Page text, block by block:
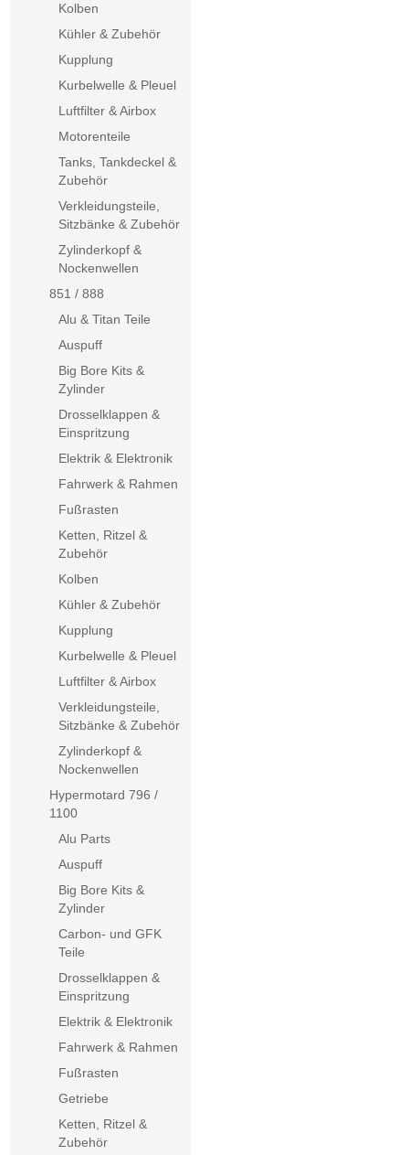
Kolben
Kühler & Zubehör
Kupplung
Kurbelwelle & Pleuel
Luftfilter & Airbox
Motorenteile
Tanks, Tankdeckel &
Zubehör
Verkleidungsteile,
Sitzbänke & Zubehör
Zylinderkopf &
Nockenwellen
851 / 888
Alu & Titan Teile
Auspuff
Big Bore Kits &
Zylinder
Drosselklappen &
Einspritzung
Elektrik & Elektronik
Fahrwerk & Rahmen
Fußrasten
Ketten, Ritzel &
Zubehör
Kolben
Kühler & Zubehör
Kupplung
Kurbelwelle & Pleuel
Luftfilter & Airbox
Verkleidungsteile,
Sitzbänke & Zubehör
Zylinderkopf &
Nockenwellen
Hypermotard 796 /
1100
Alu Parts
Auspuff
Big Bore Kits &
Zylinder
Carbon- und GFK
Teile
Drosselklappen &
Einspritzung
Elektrik & Elektronik
Fahrwerk & Rahmen
Fußrasten
Getriebe
Ketten, Ritzel &
Zubehör